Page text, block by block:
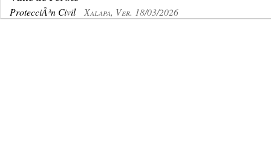
ProtecciÃ³n Civil Xalapa, Ver. 18/03/2026